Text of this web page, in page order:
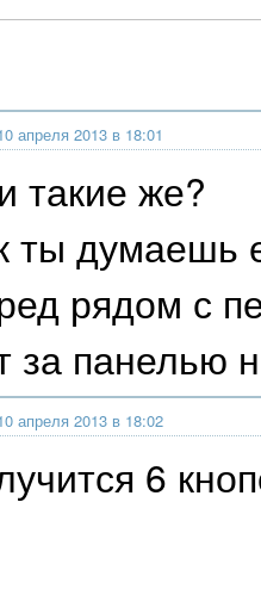
апреля 2013 в 18:01
такие же?
ты думаешь
рядом с
за панелью
апреля 2013 в 18:02
6